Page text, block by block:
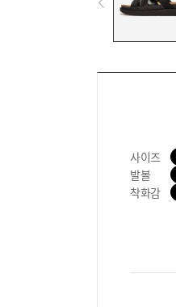
사이즈
발볼
착화감